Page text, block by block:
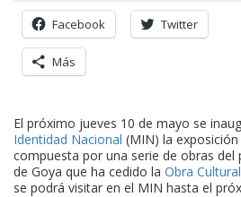
Facebook Twitter
Más
El próximo jueves 10 de mayo se
Identidad Nacional (MIN) la exposición
compuesta por una serie de obras del
de Goya que ha cedido la Obra
se podrá visitar en el MIN hasta el